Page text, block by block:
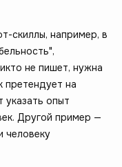
скиллы, например, в
не пишет, нужна
претендует на
опыт
Другой пример —
человеку